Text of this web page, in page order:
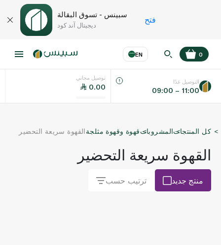
سبينس - تسوق البقالة
ديجيتال آند كود
فتح
EN
اللغة عر
KSA
0
توصيل مجاني
0.00
التوصيل غدًا
09:00 – 11:00
كل المنتجاتالمشروباتقهوة وقهوة مثلجةالقهوة سريعة التحضير
القهوة سريعة التحضير
منتج جديد ترتيب حسب